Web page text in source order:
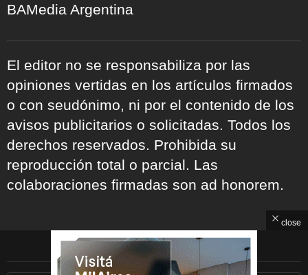
BAMedia Argentina
El editor no se responsabiliza por las
opiniones vertidas en los artículos firmados
o con seudónimo, ni por el contenido de los
avisos publicitarios o solicitadas. Todos los
derechos reservados. Prohibida su
reproducción total o parcial. Las
colaboraciones firmadas son ad honorem.
ARCHIVOS
close